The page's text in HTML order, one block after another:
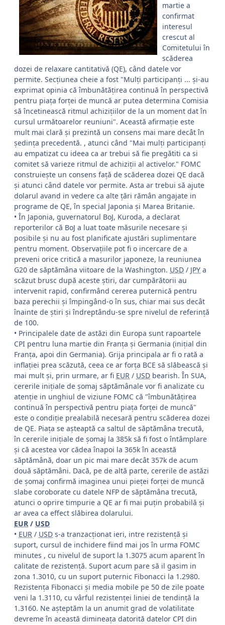
martie a
confirmat
interesul
crescut al
Comitetului în
scăderea
dozei de relaxare cantitativă (QE), când datele vor
permite. Secțiunea cheie a fost "Mulți participanți ... și-au
exprimat opinia că îmbunătățirea continuă în perspectivă
pentru piața forței de muncă ar putea determina Comisia
să încetinească ritmul achizițiilor de la un moment dat în
cursul următoarelor reuniuni". Această afirmație este
mult mai clară și prezintă un consens mai mare decât în ​​
ședința precedentă. , atunci când "Mai mulți participanți
au empatizat cu ideea ca ar trebui să fie pregătiti ca si
comitet să varieze ritmul de achiziții al activelor." FOMC
construieşte un consens față de scăderea dozei QE dacă
și atunci când datele vor permite. Asta ar trebui să ajute
dolarul avand in vedere ca alte țări rămân angajate in
programe de QE, în special Japonia și Marea Britanie.
• În Japonia, guvernatorul BoJ, Kuroda, a declarat
reporterilor că BoJ a luat toate măsurile necesare și
posibile și nu au fost planificate ajustări suplimentare
pentru moment. Observațiile pot fi o incercare de a
preveni orice critică a masurilor japoneze, la reuniunea
G20 de săptămâna viitoare de la Washington. USD / JPY a
scăzut brusc după aceste știri, dar cumpărătorii au
intervenit rapid, confirmând cererea puternică pentru
baza perechii și împingând-o în sus, chiar mai sus decât
înainte de ştiri şi îndreptându-se spre nivelul de referinţă
de 100.
• Principalele date de astăzi din Europa sunt rapoartele
CPI pentru luna martie din Franța și Germania (inițial din
Franţa, apoi din Germania). Grija principala ar fi o rată a
inflaţiei prea scăzută, ceea ce ar forţa BCE să slăbească şi
mai mult şi, prin urmare, ar fi EUR / USD bearish. În SUA,
cererile iniţiale de şomaj săptămânale vor fi analizate cu
atenție in unghiul de viziune FOMC că "îmbunătățirea
continuă în perspectivă pentru piața forței de muncă"
este o condiție prealabilă necesară pentru scăderea dozei
de QE. Piața se așteaptă ca saltul de săptămâna trecută,
în cererile inițiale de şomaj la 385k să fi fost o întâmplare
și că acestea vor cădea înapoi la 365k în această
săptămână, doar un pic mai mare decât 357k de acum
două săptămâni. Dacă, pe de altă parte, cererile de astăzi
de şomaj confirmă imaginea unui pieței forței de muncă
slabe coroborate cu datele NFP de săptămâna trecută,
atunci o oprire timpurie a QE ar fi mai puţin probabilă şi
ar avea ca effect slăbirea dolarului.
EUR / USD
• EUR / USD s-a tranzacționat ieri, intre rezistenţă şi
suport, cursul de inchidere fiind mai jos în urma FOMC
minutes , cu nivelul de suport la 1.3075 acum aparent în
calitate de rezistență. Suport acum pare să il gasim in
zona 1.3010, cu un suport puternic Fibonacci la 1.2980.
Rezistenţa Fibonacci și media mobile pe 50 de zile poate
veni la 1.3110, cu vârful rezistenţei liniei de tendință la
1.3160. Ne așteptăm la un anumit grad de volatilitate
devreme în această dimineața datorită datelor CPI din